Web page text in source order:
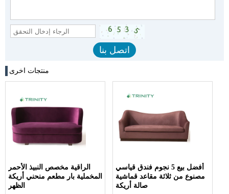
منتجات اخرى
الراقية مخصص النبيذ الأحمر
المخملية بار مطعم منحني أريكة
الظهر
أفضل بيع 5 نجوم فندق قياسي
مصنوع من ثلاثة مقاعد قماشية
صالة أريكة